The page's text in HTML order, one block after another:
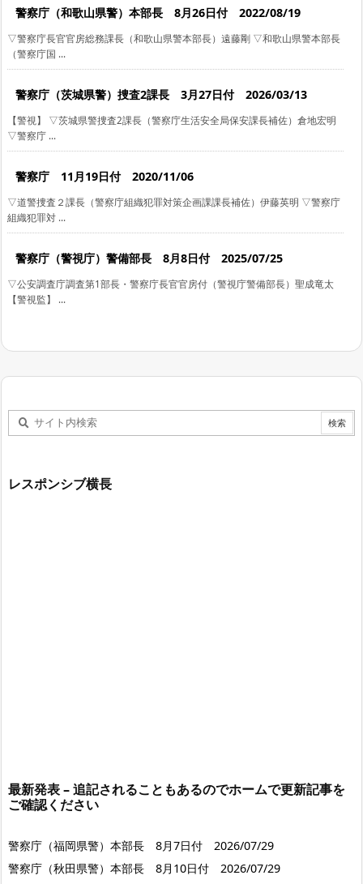
警察庁（和歌山県警）本部長 8月26日付 2022/08/19
▽警察庁長官官房総務課長（和歌山県警本部長）遠藤剛 ▽和歌山県警本部長
（警察庁国 ...
警察庁（茨城県警）捜査2課長 3月27日付 2026/03/13
【警視】 ▽茨城県警捜査2課長（警察庁生活安全局保安課長補佐）倉地宏明
▽警察庁 ...
警察庁 11月19日付 2020/11/06
▽道警捜査２課長（警察庁組織犯罪対策企画課課長補佐）伊藤英明 ▽警察庁
組織犯罪対 ...
警察庁（警視庁）警備部長 8月8日付 2025/07/25
▽公安調査庁調査第1部長・警察庁長官官房付（警視庁警備部長）聖成竜太
【警視監】 ...
レスポンシブ横長
最新発表 – 追記されることもあるのでホームで更新記事を
ご確認ください
警察庁（福岡県警）本部長 8月7日付 2026/07/29
警察庁（秋田県警）本部長 8月10日付 2026/07/29